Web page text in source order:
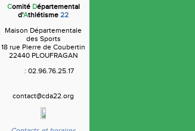
Comité Départemental
d'Athlétisme 22
Maison Départementale
des Sports
18 rue Pierre de Coubertin
22440 PLOUFRAGAN
: 02.96.76.25.17
contact@cda22.org